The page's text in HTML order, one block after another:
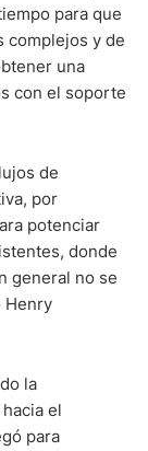
para que
complejos y de
una
con el soporte
de
por
potenciar
donde
general no se
Henry
la
el
para